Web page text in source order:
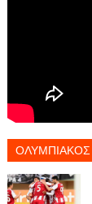
ΟΛΥΜΠΙΑΚΟΣ